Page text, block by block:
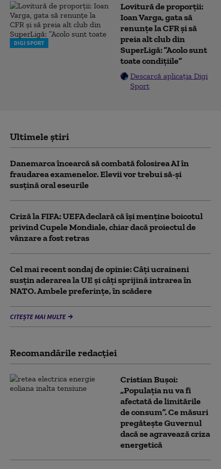
DIGI SPORT
Lovitură de proporții:
Ioan Varga, gata să
renunțe la CFR și să
preia alt club din
SuperLigă: ”Acolo sunt
toate condițiile”
Descarcă aplicația Digi
Sport
Ultimele știri
Danemarca încearcă să combată folosirea AI în
fraudarea examenelor. Elevii vor trebui să-şi
susţină oral eseurile
Criză la FIFA: UEFA declară că îşi menţine boicotul
privind Cupele Mondiale, chiar dacă proiectul de
vânzare a fost retras
Cel mai recent sondaj de opinie: Câți ucraineni
susțin aderarea la UE și câți sprijină intrarea în
NATO. Ambele preferințe, în scădere
CITEȘTE MAI MULTE
Recomandările redacţiei
Cristian Bușoi:
„Populația nu va fi
afectată de limitările
de consum”. Ce măsuri
pregătește Guvernul
dacă se agravează criza
energetică